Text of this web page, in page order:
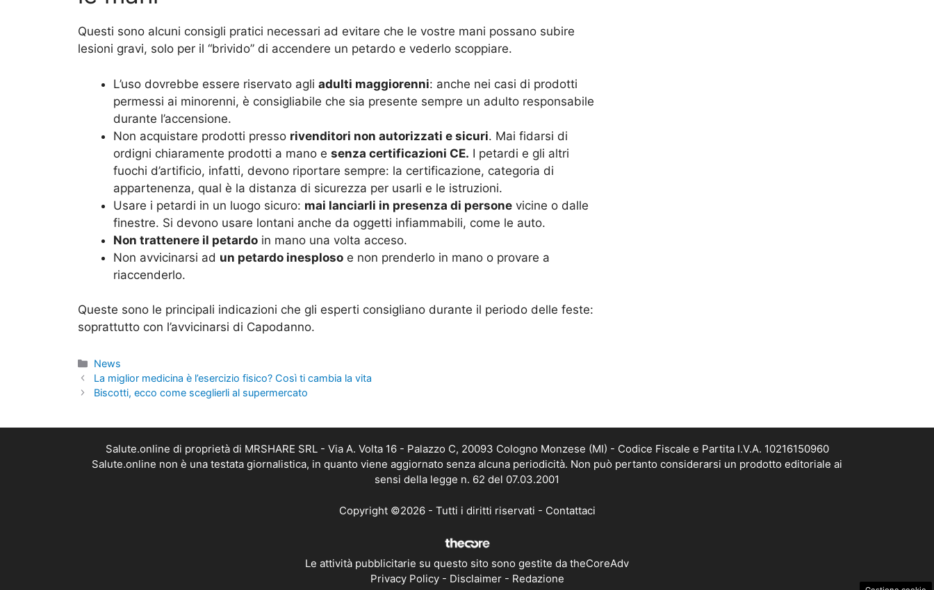
Questi sono alcuni consigli pratici necessari ad evitare che le vostre mani possano subire
lesioni gravi, solo per il “brivido” di accendere un petardo e vederlo scoppiare.
L’uso dovrebbe essere riservato agli adulti maggiorenni: anche nei casi di prodotti
permessi ai minorenni, è consigliabile che sia presente sempre un adulto responsabile
durante l’accensione.
Non acquistare prodotti presso rivenditori non autorizzati e sicuri. Mai fidarsi di
ordigni chiaramente prodotti a mano e senza certificazioni CE. I petardi e gli altri
fuochi d’artificio, infatti, devono riportare sempre: la certificazione, categoria di
appartenenza, qual è la distanza di sicurezza per usarli e le istruzioni.
Usare i petardi in un luogo sicuro: mai lanciarli in presenza di persone vicine o dalle
finestre. Si devono usare lontani anche da oggetti infiammabili, come le auto.
Non trattenere il petardo in mano una volta acceso.
Non avvicinarsi ad un petardo inesploso e non prenderlo in mano o provare a
riaccenderlo.
Queste sono le principali indicazioni che gli esperti consigliano durante il periodo delle feste:
soprattutto con l’avvicinarsi di Capodanno.
Categorie
News
La miglior medicina è l’esercizio fisico? Così ti cambia la vita
Biscotti, ecco come sceglierli al supermercato
Salute.online di proprietà di MRSHARE SRL - Via A. Volta 16 - Palazzo C, 20093 Cologno Monzese (MI) - Codice Fiscale e Partita I.V.A. 10216150960
Salute.online non è una testata giornalistica, in quanto viene aggiornato senza alcuna periodicità. Non può pertanto considerarsi un prodotto editoriale ai
sensi della legge n. 62 del 07.03.2001
Copyright ©2026 - Tutti i diritti riservati - Contattaci
Le attività pubblicitarie su questo sito sono gestite da theCoreAdv
Privacy Policy- Disclaimer- Redazione